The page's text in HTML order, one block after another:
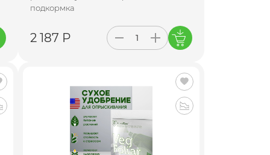
подкормка
2 187 Р